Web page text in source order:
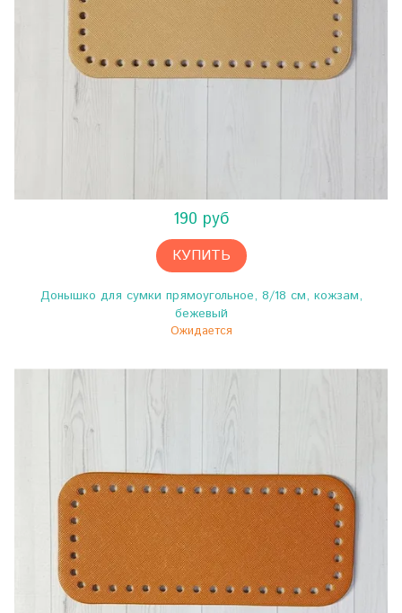
190 руб
КУПИТЬ
Донышко для сумки прямоугольное, 8/18 см, кожзам,
бежевый
Ожидается